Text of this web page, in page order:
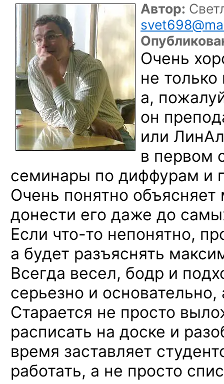
Автор:
Очень
не
а,
он
или
в первом
семинары по диффурам и
Очень понятно объясняет
донести его даже до
Если что-то непонятно,
а будет разъяснять
Всегда весел, бодр и
серьезно и основательно,
Старается не просто
расписать на доске и
время заставляет
работать, а не просто